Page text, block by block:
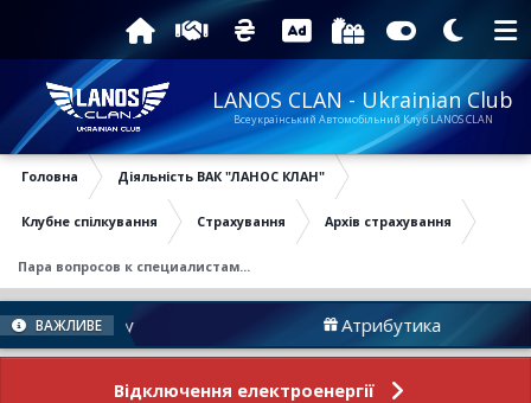
LANOS CLAN - Ukrainian Club
Всеукраїнський Автомобільний Клуб LANOS CLAN
Головна Діяльність ВАК "ЛАНОС КЛАН"
Клубне спілкування Страхування Архів страхування
Пара вопросов к специалистам...
ВАЖЛИВЕ
Форуму Атрибутика
Відключення електроенергії